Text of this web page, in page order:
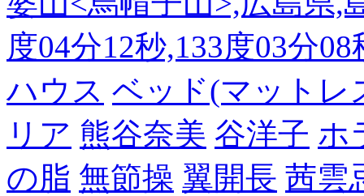
度04分12秒,133度03分
ハウス ベッド(マットレ
リア 熊谷奈美 谷洋子 ホ
の脂 無節操 翼開長 茜雲